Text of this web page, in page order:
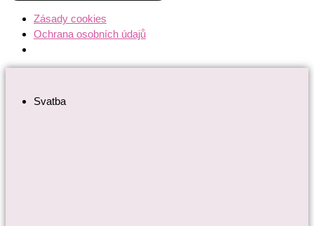
Zásady cookies
Ochrana osobních údajů
obsahuSvatba